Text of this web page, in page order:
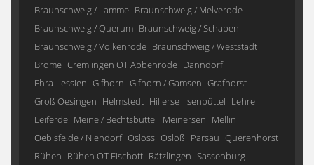
Braunschweig / Lamme Braunschweig / Melverode
Braunschweig / Querum Braunschweig / Schapen
Braunschweig / Völkenrode Braunschweig / Weststadt
Brome Cremlingen OT Abbenrode Danndorf
Ehra-Lessien Gifhorn Gifhorn / Gamsen Grafhorst
Groß Oesingen Helmstedt Hillerse Isenbüttel Lehre
Leiferde Meine / Bechtsbüttel Meinersen Mellin
Oebisfelde / Niendorf Osloss Osloß Parsau Querenhorst
Rühen Rühen OT Eischott Rätzlingen Sassenburg